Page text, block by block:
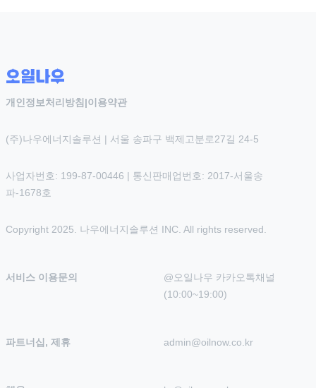
개인정보처리방침 |이용약관
(주)나우에너지솔루션 | 서울 송파구 백제고분로27길 24-5
사업자번호: 199-87-00446 | 통신판매업번호: 2017-서울송
파-1678호
Copyright 2025. 나우에너지솔루션 INC. All rights reserved.
서비스 이용문의
@오일나우 카카오톡채널
(10:00~19:00)
파트너십, 제휴 admin@oilnow.co.kr